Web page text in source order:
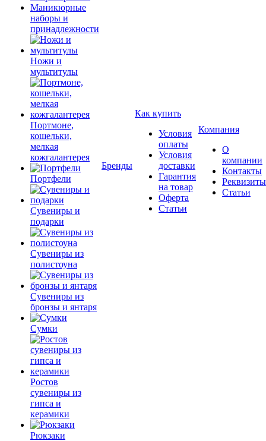
Маникюрные
наборы и
принадлежности
Ножи и
мультитулы
Портмоне,
кошельки,
мелкая
кожгалантерея
Портфели
Сувениры и
подарки
Сувениры из
полистоуна
Сувениры из
бронзы и янтаря
Сумки
Ростов
сувениры из
гипса и
керамики
Рюкзаки
Бренды
Как купить
Условия
оплаты
Условия
доставки
Гарантия
на товар
Оферта
Статьи
Компания
О
компании
Контакты
Реквизиты
Статьи